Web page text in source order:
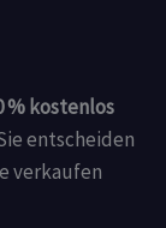
% kostenlos
entscheiden
verkaufen